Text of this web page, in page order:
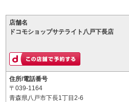
店舗名
ドコモショップサテライト八戸下長店
住所/電話番号
〒039-1164
青森県八戸市下長1丁目2-6